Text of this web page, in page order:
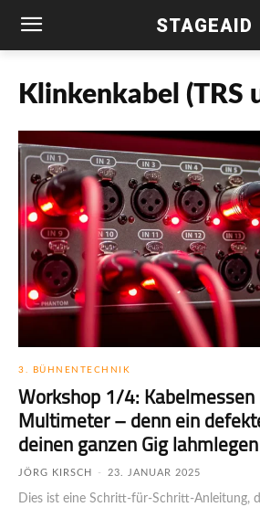
STAGEAID
Klinkenkabel (TRS
3. BÜHNENTECHNIK
Workshop 1/4:
Multimeter – denn ein
deinen ganzen Gig lahmlegen
JÖRG KIRSCH - 23. JANUAR 2025
Dies ist eine Schritt-für-Schritt-Anleitung,